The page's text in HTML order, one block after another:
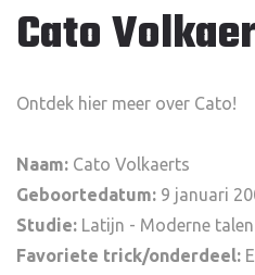
Cato
Ontdek hier meer over Cato!
Naam: Cato Volkaerts
Geboortedatum: 9 januari
Studie: Latijn - Moderne talen
Favoriete trick/onderdeel: